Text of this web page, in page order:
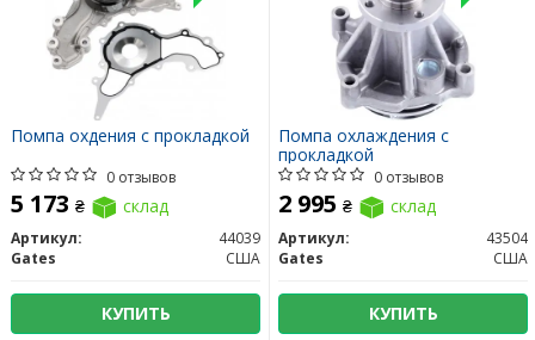
Помпа охдения с прокладкой
0 отзывов
5 173 ₴ склад
Артикул:
44039
Gates
США
КУПИТЬ
Помпа охлаждения с
прокладкой
0 отзывов
2 995 ₴ склад
Артикул:
43504
Gates
США
КУПИТЬ